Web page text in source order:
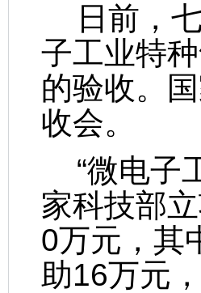
日前，七
子工业特
的验收。
收会。
“微电子
家科技部
0万元，其
助16万元